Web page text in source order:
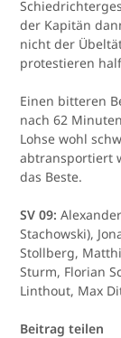
der Kapitän
nicht der
protestieren
Einen bitteren
nach 62
Lohse wohl
abtransportiert
das Beste.
SV 09:
Stachowski),
Stollberg,
Sturm, Florian
Linthout, Max
Beitrag teilen